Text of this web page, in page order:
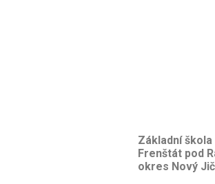
Základní
Frenštát pod
okres Nový